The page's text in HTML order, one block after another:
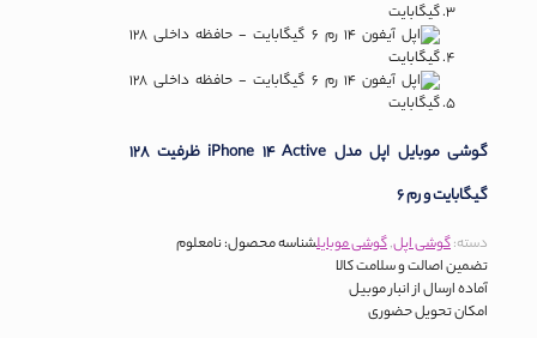
گوشی موبایل اپل مدل iPhone 14 Active ظرفیت 128
گیگابایت و رم 6
دسته:گوشی اپل,گوشی موبایلشناسه محصول:نامعلوم
تضمین اصالت و سلامت کالا
آماده ارسال از انبار موبیل
امکان تحویل حضوری